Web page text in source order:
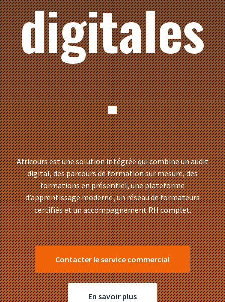
digitales
.
Africours est une solution intégrée qui combine un audit
digital, des parcours de formation sur mesure, des
formations en présentiel, une plateforme
d’apprentissage moderne, un réseau de formateurs
certifiés et un accompagnement RH complet.
Contacter le service commercial
En savoir plus